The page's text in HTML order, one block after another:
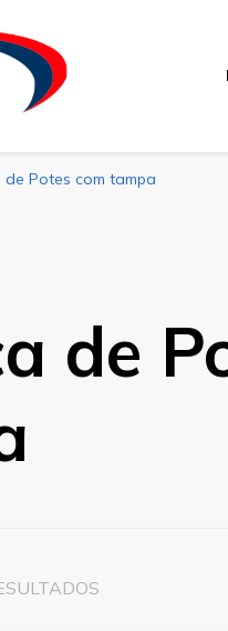
Potes com tampa
de